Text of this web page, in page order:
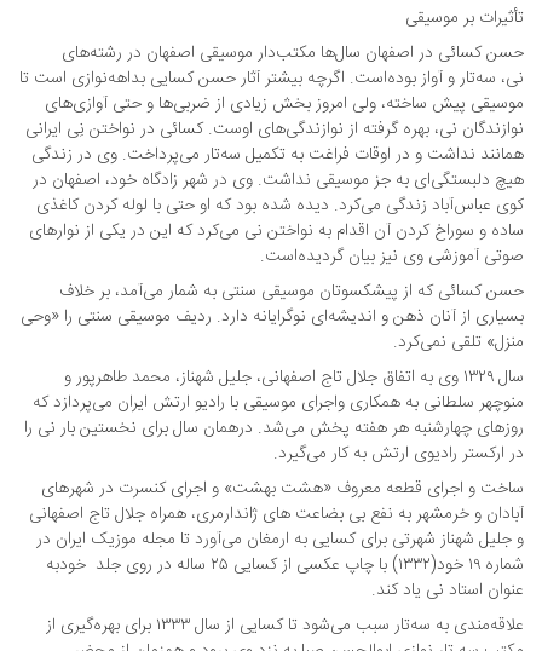
تأثیرات بر موسیقی
حسن کسائی در اصفهان سال‌ها مکتب‌دار موسیقی اصفهان در رشته‌های
نی، سه‌تار و آواز بوده‌است. اگرچه بیشتر آثار حسن کسایی بداهه‌نوازی است تا
موسیقی پیش ساخته، ولی امروز بخش زیادی از ضربی‌ها و حتی آوازی‌های
نوازندگان نی، بهره گرفته از نوازندگی‌های اوست. کسائی در نواختن نِی ایرانی
همانند نداشت و در اوقات فراغت به تکمیل سه‌تار می‌پرداخت. وی در زندگی
هیچ دلبستگی‌ای به جز موسیقی نداشت. وی در شهر زادگاه خود، اصفهان در
کوی عباس‌آباد زندگی می‌کرد. دیده شده بود که او حتی با لوله کردن کاغذی
ساده و سوراخ کردن آن اقدام به نواختن نی می‌کرد که این در یکی از نوارهای
صوتی آموزشی وی نیز بیان گردیده‌است.
حسن کسائی که از پیشکسوتان موسیقی سنتی به شمار می‌آمد، بر خلاف
بسیاری از آنان ذهن و اندیشه‌ای نوگرایانه دارد. ردیف موسیقی سنتی را «وحی
منزل» تلقی نمی‌کرد.
سال ۱۳۲۹ وی به اتفاق جلال تاج اصفهانی، جلیل شهناز، محمد طاهرپور و
منوچهر سلطانی به همکاری واجرای موسیقی با رادیو ارتش ایران می‌پردازد که
روزهای چهارشنبه هر هفته پخش می‌شد. درهمان سال برای نخستین بار نی را
در ارکستر رادیوی ارتش به کار می‌گیرد.
ساخت و اجرای قطعه معروف «هشت بهشت» و اجرای کنسرت در شهرهای
آبادان و خرمشهر به نفع بی بضاعت های ژاندارمری، همراه جلال تاج اصفهانی
و جلیل شهناز شهرتی برای کسایی به ارمغان می‌آورد تا مجله موزیک ایران در
شماره ۱۹ خود(۱۳۳۲) با چاپ عکسی از کسایی ۲۵ ساله در روی جلد خودبه
عنوان استاد نی یاد کند.
علاقه‌مندی به سه‌تار سبب می‌شود تا کسایی از سال ۱۳۳۳ برای بهره‌گیری از